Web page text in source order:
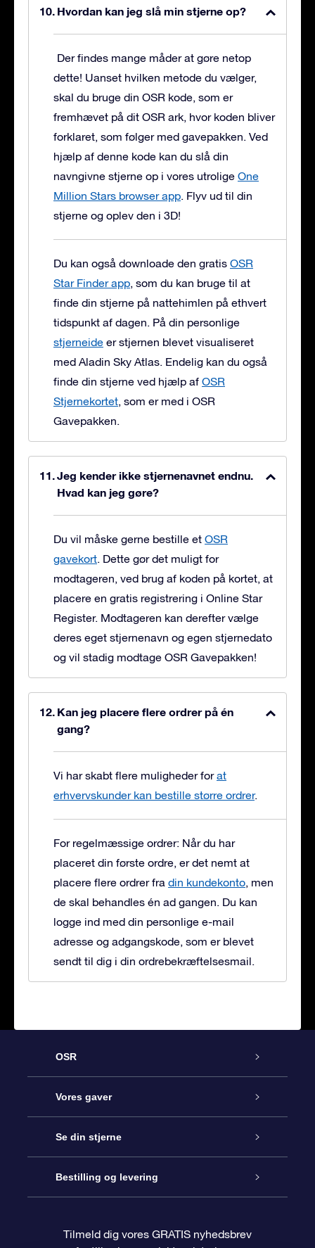
Hvordan kan jeg slå min stjerne op?
Der findes mange måder at gøre netop
dette! Uanset hvilken metode du vælger,
skal du bruge din OSR kode, som er
fremhævet på dit OSR ark, hvor koden bliver
forklaret, som følger med gavepakken. Ved
hjælp af denne kode kan du slå din
navngivne stjerne op i vores utrolige One
Million Stars browser app. Flyv ud til din
stjerne og oplev den i 3D!
Du kan også downloade den gratis OSR
Star Finder app, som du kan bruge til at
finde din stjerne på nattehimlen på ethvert
tidspunkt af dagen. På din personlige
stjerneide er stjernen blevet visualiseret
med Aladin Sky Atlas. Endelig kan du også
finde din stjerne ved hjælp af OSR
Stjernekortet, som er med i OSR
Gavepakken.
Jeg kender ikke stjernenavnet endnu.
Hvad kan jeg gøre?
Du vil måske gerne bestille et OSR
gavekort. Dette gør det muligt for
modtageren, ved brug af koden på kortet, at
placere en gratis registrering i Online Star
Register. Modtageren kan derefter vælge
deres eget stjernenavn og egen stjernedato
og vil stadig modtage OSR Gavepakken!
Kan jeg placere flere ordrer på én
gang?
Vi har skabt flere muligheder forat
erhvervskunder kan bestille større ordrer.
For regelmæssige ordrer: Når du har
placeret din første ordre, er det nemt at
placere flere ordrer fra din kundekonto, men
de skal behandles én ad gangen. Du kan
logge ind med din personlige e-mail
adresse og adgangskode, som er blevet
sendt til dig i din ordrebekræftelsesmail.
OSR
Kundeservice
Kontakt os
Bloggen
Vores gaver
Online Stjernegave
OSR Gavepakke
Se din stjerne
Star Register
Bestilling og levering
Tilmeld dig vores GRATIS nyhedsbrev